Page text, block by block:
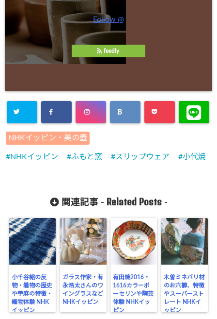
Follow @
feedly
NHKイッピン・美の壺
NHKイッピン ふもと窯 スリップウェア 小代焼
関連記事 - Related Posts-
小千谷縮の反
物・着物の歴史
や苧麻の特徴・
織物体験 NHK
イッピン
ガラス作家・有
永浩太さんのワ
イングラスなど
NHKイッピン
有田焼2016・
1616カラーポ
ーセリンや陶芸
体験 NHKイッ
ピン
木曽ミネバリ材
のお六櫛、特徴
やスーパースト
レート NHKイ
ッピン